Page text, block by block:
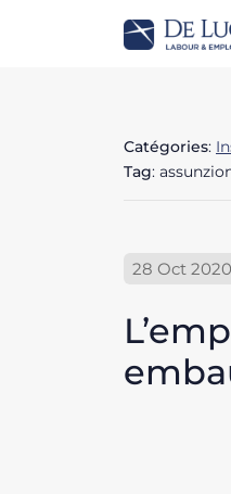
Catégories:
Tag:
28 Oct 2020